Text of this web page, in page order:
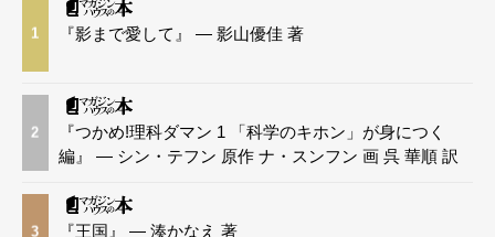
1 『影まで愛して』 — 影山優佳 著
2
『つかめ!理科ダマン 1 「科学のキホン」が身につく
編』 — シン・テフン 原作 ナ・スンフン 画 呉 華順 訳
3 『王国』 — 湊かなえ 著